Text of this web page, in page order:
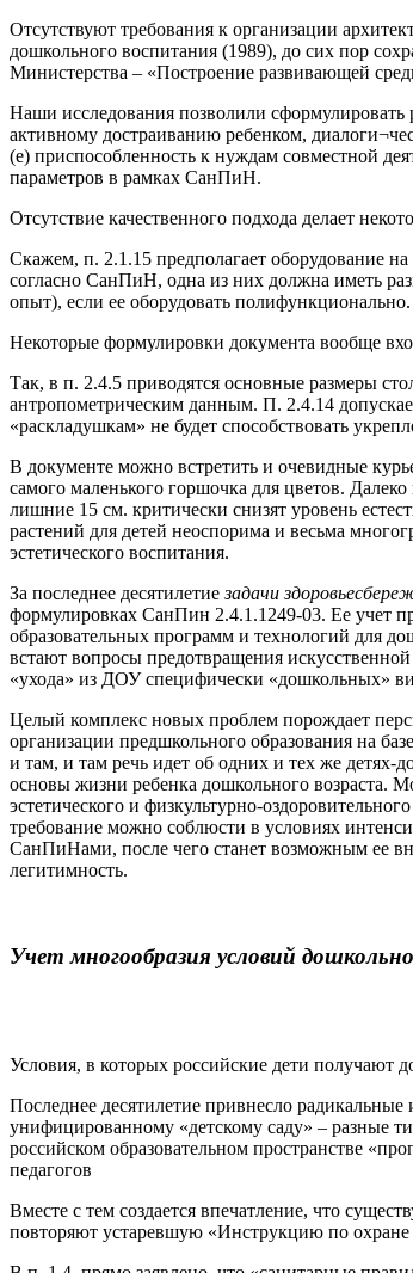
Отсутствуют требования к организации
дошкольного воспитания (1989), до сих пор
Министерства – «Построение развивающей
Наши исследования позволили
активному достраиванию ребенком,
(е) приспособленность к нуждам совместной
параметров в рамках СанПиН.
Отсутствие качественного подхода делает
Скажем, п. 2.1.15 предполагает оборудование
согласно СанПиН, одна из них должна иметь
опыт), если ее оборудовать полифункционально.
Некоторые формулировки документа вообще
Так, в п. 2.4.5 приводятся основные размеры
антропометрическим данным. П. 2.4.14
«раскладушкам» не будет способствовать
В документе можно встретить и очевидные
самого маленького горшочка для цветов.
лишние 15 см. критически снизят уровень
растений для детей неоспорима и весьма
эстетического воспитания.
За последнее десятилетиезадачи
формулировках СанПин 2.4.1.1249-03. Ее учет
образовательных программ и технологий для
встают вопросы предотвращения
«ухода» из ДОУ специфически «дошкольных»
Целый комплекс новых проблем порождает
организации предшкольного образования на
и там, и там речь идет об одних и тех же
основы жизни ребенка дошкольного возраста.
эстетического и физкультурно-
требование можно соблюсти в условиях
СанПиНами, после чего станет возможным ее
легитимность.
Учет многообразия условий
Условия, в которых российские дети получают
Последнее десятилетие привнесло
унифицированному «детскому саду» – разные
российском образовательном пространстве
педагогов
Вместе с тем создается впечатление, что
повторяют устаревшую «Инструкцию по